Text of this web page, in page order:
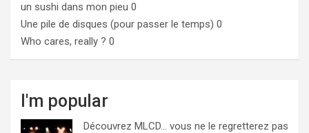
un sushi dans mon pieu 0
Une pile de disques (pour passer le temps) 0
Who cares, really ? 0
I'm popular
Découvrez MLCD… vous ne le regretterez pas